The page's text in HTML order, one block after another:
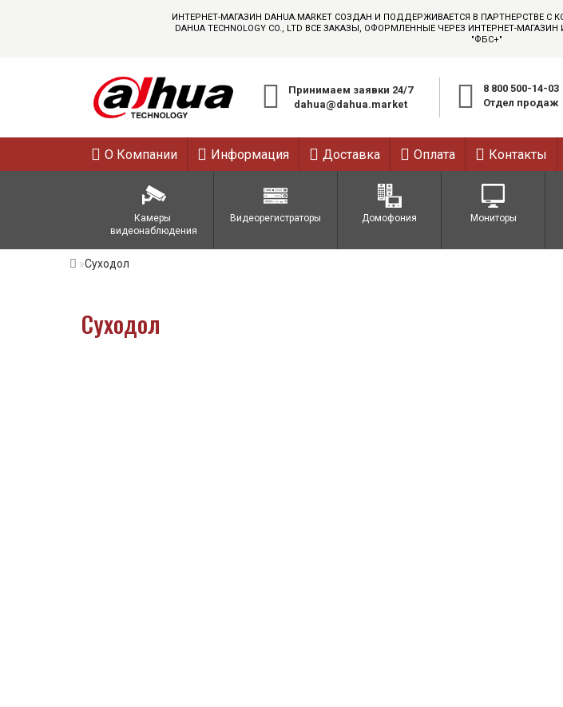
ИНТЕРНЕТ-МАГАЗИН DAHUA.MARKET СОЗДАН И ПОДДЕРЖИВАЕТСЯ В
DAHUA TECHNOLOGY CO., LTD ВСЕ ЗАКАЗЫ, ОФОРМЛЕННЫЕ ЧЕРЕЗ ИНТЕРНЕТ-
"ФБС+"
Принимаем заявки 24/7
dahua@dahua.market
8 800 500-14-03
Отдел продаж
О Компании Информация Доставка Оплата Контакты
Камеры
видеонаблюдения
Видеорегистраторы Домофония Мониторы
Суходол
Суходол